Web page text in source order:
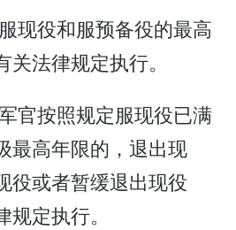
现役和服预备役的最高
法律规定执行。
官按照规定服现役已满
最高年限的，退出现
役或者暂缓退出现役
定执行。